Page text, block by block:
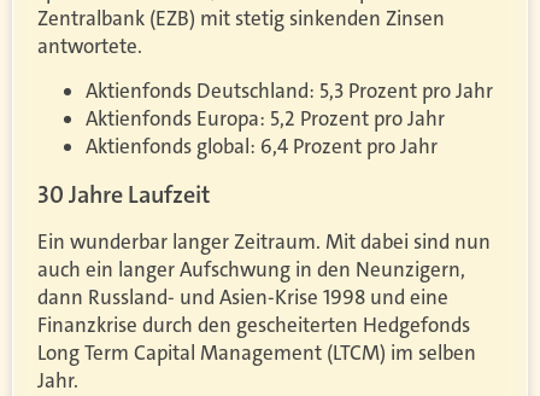
Zentralbank (EZB) mit stetig sinkenden Zinsen
antwortete.
Aktienfonds Deutschland: 5,3 Prozent pro Jahr
Aktienfonds Europa: 5,2 Prozent pro Jahr
Aktienfonds global: 6,4 Prozent pro Jahr
30 Jahre Laufzeit
Ein wunderbar langer Zeitraum. Mit dabei sind nun
auch ein langer Aufschwung in den Neunzigern,
dann Russland- und Asien-Krise 1998 und eine
Finanzkrise durch den gescheiterten Hedgefonds
Long Term Capital Management (LTCM) im selben
Jahr.